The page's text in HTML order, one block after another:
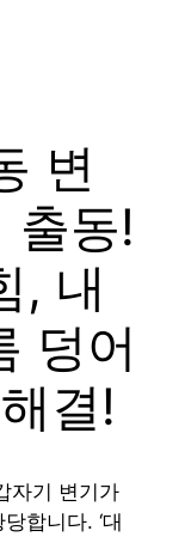
변
출동!
, 내
덩어
결!
자기 변기가
합니다. ‘대